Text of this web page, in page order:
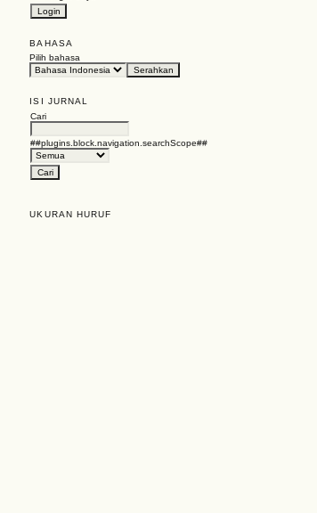
BAHASA
Pilih bahasa
ISI JURNAL
Cari
##plugins.block.navigation.searchScope##
UKURAN HURUF